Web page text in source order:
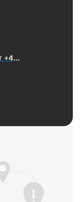
+49 681 905-1449 oder +49 681 905-1423